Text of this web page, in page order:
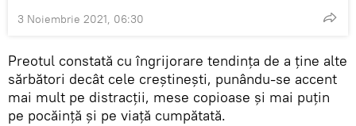
3 Noiembrie 2021, 06:30
Preotul constată cu îngrijorare tendința de a ține alte
sărbători decât cele creștinești, punându-se accent
mai mult pe distracții, mese copioase și mai puțin
pe pocăință și pe viață cumpătată.